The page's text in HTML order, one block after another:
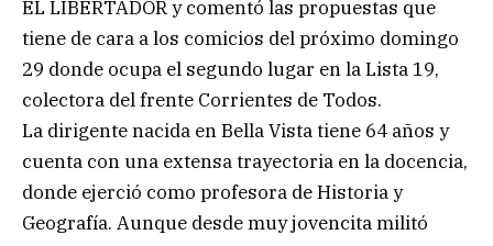
EL LIBERTADOR y comentó las propuestas que
tiene de cara a los comicios del próximo domingo
29 donde ocupa el segundo lugar en la Lista 19,
colectora del frente Corrientes de Todos.
La dirigente nacida en Bella Vista tiene 64 años y
cuenta con una extensa trayectoria en la docencia,
donde ejerció como profesora de Historia y
Geografía. Aunque desde muy jovencita militó